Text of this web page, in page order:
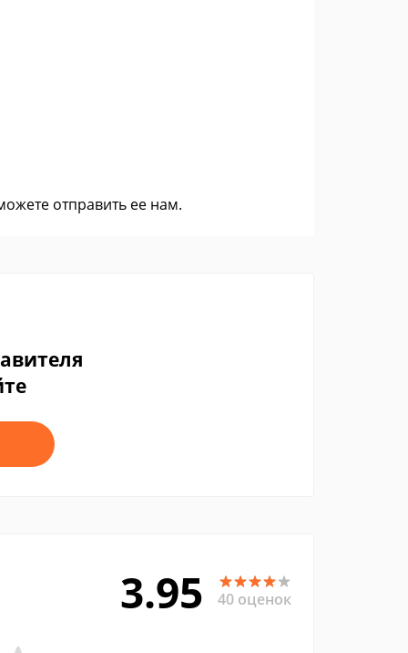
отправить ее нам.
3.95 40 оценок